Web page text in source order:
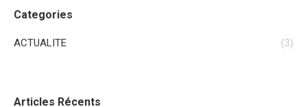
Categories
ACTUALITE (3)
Articles Récents